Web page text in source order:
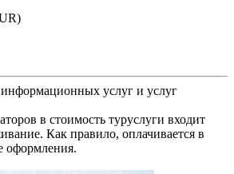
информационных услуг и услуг
в стоимость туруслуги входит
Как правило, оплачивается в
оформления.